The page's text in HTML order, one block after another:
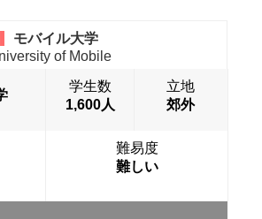
モバイル大学
of Mobile
学生数
1,600人
立地
郊外
難易度
難しい